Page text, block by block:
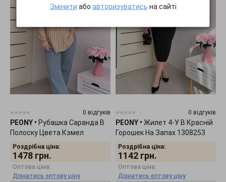
0 відгуків
PEONY • Рубашка Саранда В
Полоску Цвета Кэмел
1604253
Роздрібна ціна:
1478 грн.
Оптова ціна:
Дізнатись оптову ціну
0 відгуків
PEONY • Жилет 4-У В Красній
Горошек На Запах 1308253
Роздрібна ціна:
1142 грн.
Оптова ціна:
Дізнатись оптову ціну
Змінити або авторизуватись на сайті